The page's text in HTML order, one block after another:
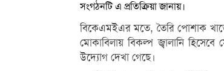
সংগঠনটি এ প্রতিক্রিয়া জানায়।
বিকেএমইএর মতে, তৈরি পোশাক
মোকাবিলায় বিকল্প জ্বালানি
উদ্যোগ দেখা গেছে।